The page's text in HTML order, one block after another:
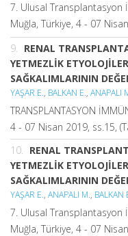
7. Ulusal Transplantasyon
Muğla, Türkiye, 4 - 07
9.
RENAL
YETMEZLİK
SAĞKALIMLARININ
YAŞAR E., BALKAN E., ANAPALI
TRANSPLANTASYON
4 - 07 Nisan 2019, ss.15,
10.
RENAL
YETMEZLİK
SAĞKALIMLARININ
YAŞAR E., ANAPALI M., BALKAN
7. Ulusal Transplantasyon
Muğla, Türkiye, 4 - 07